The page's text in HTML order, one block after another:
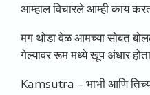
आम्हाल विचारले आम्ही काय
मग थोडा वेळ आमच्या सोबत
गेल्यावर रूम मध्ये खूप अंधार
Kamsutra – भाभी आणि